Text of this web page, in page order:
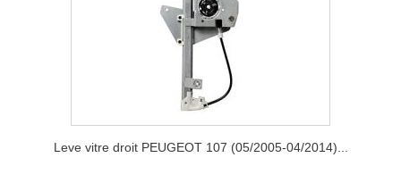
Leve vitre droit PEUGEOT 107 (05/2005-04/2014)...